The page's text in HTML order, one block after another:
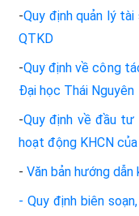
-Quy định quản lý
QTKD
-Quy định về công
Đại học Thái Nguyên
-Quy định về đầu
hoạt động KHCN
- Văn bản hướng
- Quy định biên